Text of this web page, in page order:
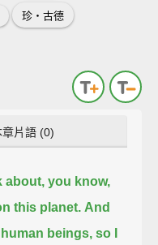
珍‧古德
章片語 (0)
about, you know,
this planet. And
beings, so I